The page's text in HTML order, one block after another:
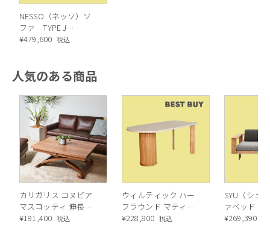
脚のデザインはブラックの金属脚。高さは11cmのためお掃除
NESSO（ネッソ）ソ
ファ TYPE J
(ES01+ES02)
¥479,600 税込
人気のある商品
カリガリス コヌビア
マスコッティ 伸長・
昇降式テーブル ／
¥191,400 税込
ウィルティック ハー
フラウンド マティエ
ラ塗装 ダイニングテ
¥228,800 税込
SYU（シュ
ァベッド（
ル）190cm
¥269,390